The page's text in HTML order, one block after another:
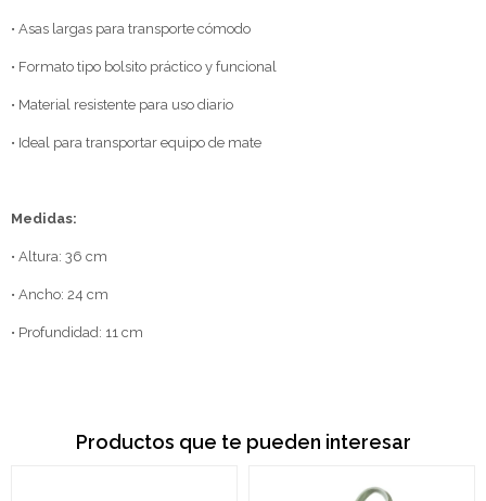
• Asas largas para transporte cómodo
• Formato tipo bolsito práctico y funcional
• Material resistente para uso diario
• Ideal para transportar equipo de mate
Medidas:
• Altura: 36 cm
• Ancho: 24 cm
• Profundidad: 11 cm
Productos que te pueden interesar